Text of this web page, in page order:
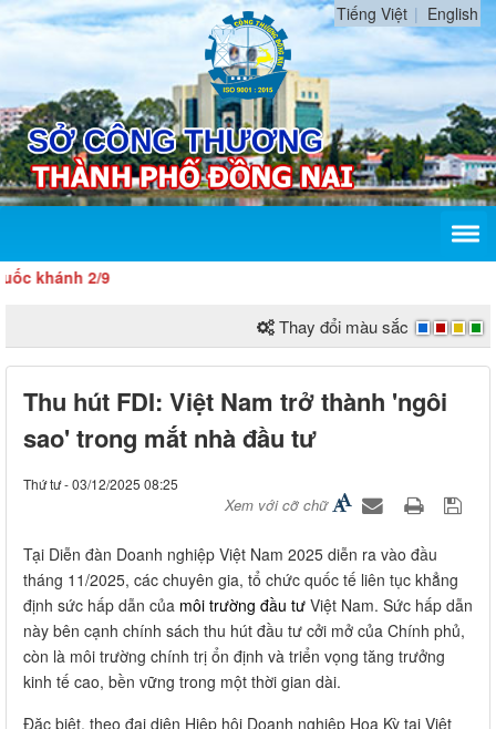
Tiếng Việt English
2/9
Thay đổi màu sắc
Thu hút FDI: Việt Nam trở thành 'ngôi
sao' trong mắt nhà đầu tư
Thứ tư - 03/12/2025 08:25
Xem với cỡ chữ
Tại Diễn đàn Doanh nghiệp Việt Nam 2025 diễn ra vào đầu
tháng 11/2025, các chuyên gia, tổ chức quốc tế liên tục khẳng
định sức hấp dẫn của môi trường đầu tư Việt Nam. Sức hấp dẫn
này bên cạnh chính sách thu hút đầu tư cởi mở của Chính phủ,
còn là môi trường chính trị ổn định và triển vọng tăng trưởng
kinh tế cao, bền vững trong một thời gian dài.
Đặc biệt, theo đại diện Hiệp hội Doanh nghiệp Hoa Kỳ tại Việt